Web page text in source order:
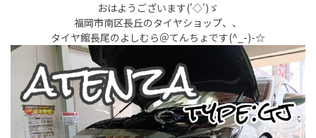
おはようございます('◇')ゞ
福岡市南区長丘のタイヤショップ、、
タイヤ館長尾のよしむら＠てんちょです(^_-)-☆